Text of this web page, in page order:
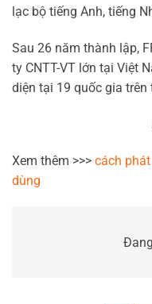
lạc bộ tiếng Anh, tiếng
Sau 26 năm thành lập,
ty CNTT-VT lớn tại Việt
diện tại 19 quốc gia trên
Xem thêm >>> cách
dùng